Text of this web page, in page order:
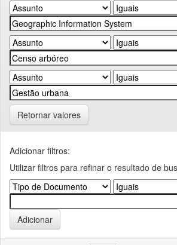
Retornar valores
Adicionar filtros:
Utilizar filtros para refinar o resultado de